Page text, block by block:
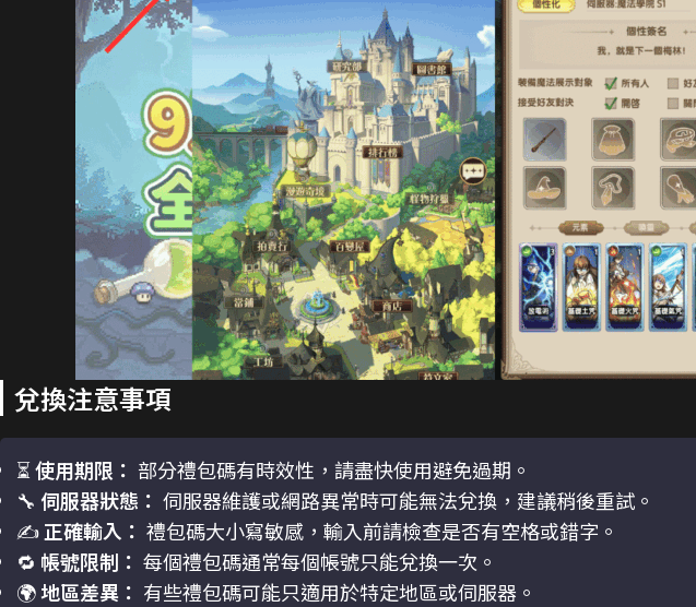
兌換注意事項
⏳使用期限： 部分禮包碼有時效性，請盡快使用避免過期。
🔧 伺服器狀態： 伺服器維護或網路異常時可能無法兌換，建議稍後重試。
✍️正確輸入： 禮包碼大小寫敏感，輸入前請檢查是否有空格或錯字。
🔁 帳號限制： 每個禮包碼通常每個帳號只能兌換一次。
🌍地區差異： 有些禮包碼可能只適用於特定地區或伺服器。